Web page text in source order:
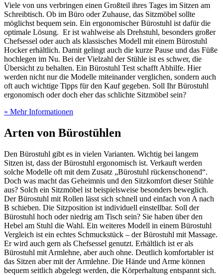
Viele von uns verbringen einen Großteil ihres Tages im Sitzen am
Schreibtisch. Ob im Büro oder Zuhause, das Sitzmöbel sollte
möglichst bequem sein. Ein ergonomischer Bürostuhl ist dafür die
optimale Lösung. Er ist wahlweise als Drehstuhl, besonders großer
Chefsessel oder auch als klassisches Modell mit einem Bürostuhl
Hocker erhältlich. Damit gelingt auch die kurze Pause und das Füße
hochlegen im Nu. Bei der Vielzahl der Stühle ist es schwer, die
Übersicht zu behalten. Ein Bürostuhl Test schafft Abhilfe. Hier
werden nicht nur die Modelle miteinander verglichen, sondern auch
oft auch wichtige Tipps für den Kauf gegeben. Soll Ihr Bürostuhl
ergonomisch oder doch eher das schlichte Sitzmöbel sein?
» Mehr Informationen
Arten von Bürostühlen
Den Bürostuhl gibt es in vielen Varianten. Wichtig bei langem
Sitzen ist, dass der Bürostuhl ergonomisch ist. Verkauft werden
solche Modelle oft mit dem Zusatz „Bürostuhl rückenschonend“.
Doch was macht das Geheimnis und den Sitzkomfort dieser Stühle
aus? Solch ein Sitzmöbel ist beispielsweise besonders beweglich.
Der Bürostuhl mit Rollen lässt sich schnell und einfach von A nach
B schieben. Die Sitzposition ist individuell einstellbar. Soll der
Bürostuhl hoch oder niedrig am Tisch sein? Sie haben über den
Hebel am Stuhl die Wahl. Ein weiteres Modell in einem Bürostuhl
Vergleich ist ein echtes Schmuckstück – der Bürostuhl mit Massage.
Er wird auch gern als Chefsessel genutzt. Erhältlich ist er als
Bürostuhl mit Armlehne, aber auch ohne. Deutlich komfortabler ist
das Sitzen aber mit der Armlehne. Die Hände und Arme können
bequem seitlich abgelegt werden, die Körperhaltung entspannt sich.